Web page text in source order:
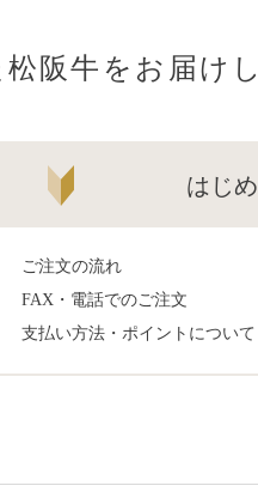
阪牛をお届け
はじ
ご注文の流れ
FAX・電話でのご注文
支払い方法・ポイントについて